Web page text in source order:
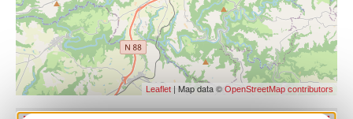
Leaflet | Map data © OpenStreetMap contributors